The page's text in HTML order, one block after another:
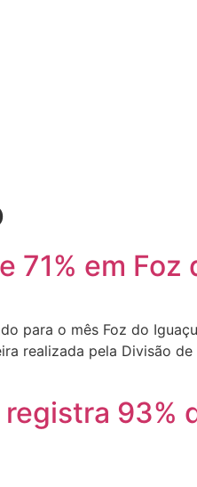
71% em Foz
para o mês Foz do
realizada pela Divisão
93%